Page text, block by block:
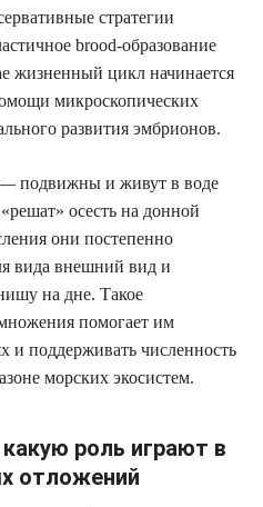
стратегии
brood-образование
жизненный цикл начинается
микроскопических
развития эмбрионов.
подвижны и живут в воде
осесть на донной
они постепенно
вида внешний вид и
на дне. Такое
помогает им
и поддерживать численность
морских экосистем.
роль играют в
отложений